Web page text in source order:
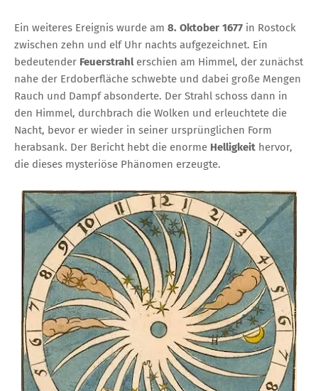
Ein weiteres Ereignis wurde am 8. Oktober 1677 in Rostock
zwischen zehn und elf Uhr nachts aufgezeichnet. Ein
bedeutender Feuerstrahlerschien am Himmel, der zunächst
nahe der Erdoberfläche schwebte und dabei große Mengen
Rauch und Dampf absonderte. Der Strahl schoss dann in
den Himmel, durchbrach die Wolken und erleuchtete die
Nacht, bevor er wieder in seiner ursprünglichen Form
herabsank. Der Bericht hebt die enorme Helligkeit hervor,
die dieses mysteriöse Phänomen erzeugte.